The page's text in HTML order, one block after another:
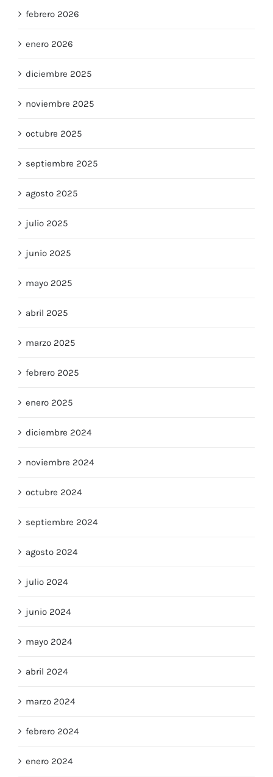
febrero 2026
enero 2026
diciembre 2025
noviembre 2025
octubre 2025
septiembre 2025
agosto 2025
julio 2025
junio 2025
mayo 2025
abril 2025
marzo 2025
febrero 2025
enero 2025
diciembre 2024
noviembre 2024
octubre 2024
septiembre 2024
agosto 2024
julio 2024
junio 2024
mayo 2024
abril 2024
marzo 2024
febrero 2024
enero 2024